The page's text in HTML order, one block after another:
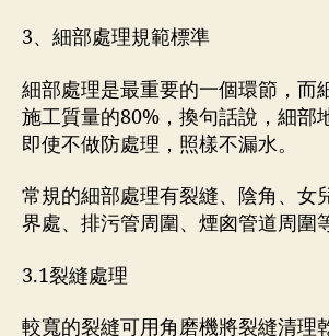
3、細部處理規範標準
細部處理是最重要的一個環節，而
施工質量的80%，換句話說，細部
即使不做防處理，照樣不漏水。
常規的細部處理有裂縫、陰角、女
界處、排污管周圍、煙囪管道周圍
3.1裂縫處理
較寬的裂縫可用角磨機將裂縫清理